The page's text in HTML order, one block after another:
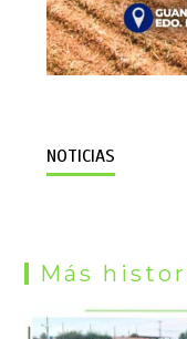
NOTICIAS
Más